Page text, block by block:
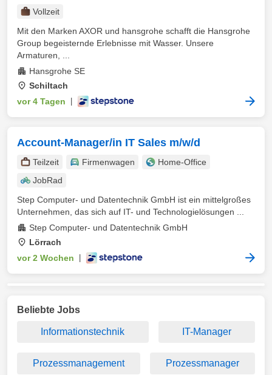
Vollzeit
Mit den Marken AXOR und hansgrohe schafft die Hansgrohe
Group begeisternde Erlebnisse mit Wasser. Unsere
Armaturen, ...
Hansgrohe SE
Schiltach
vor 4 Tagen
Account-Manager/in IT Sales m/w/d
Teilzeit Firmenwagen
Home-Office
JobRad
Step Computer- und Datentechnik GmbH ist ein mittelgroßes
Unternehmen, das sich auf IT- und Technologielösungen ...
Step Computer- und Datentechnik GmbH
Lörrach
vor 2 Wochen
Beliebte Jobs
Informationstechnik IT-Manager
Prozessmanagement Prozessmanager